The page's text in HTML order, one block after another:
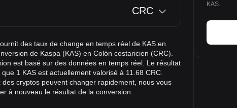
CRC
des taux de change en temps réel de KAS en
de Kaspa (KAS) en Colón costaricien (CRC).
est basé sur des données en temps réel. Le résultat
1 KAS est actuellement valorisé à 11.68 CRC.
cryptos peuvent changer rapidement, nous vous
à nouveau le résultat de la conversion.
KAS.